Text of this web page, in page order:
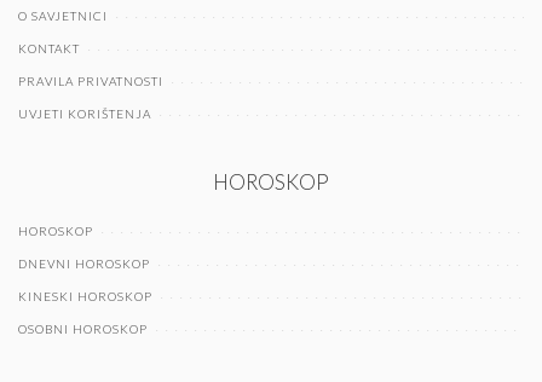
O SAVJETNICI
KONTAKT
PRAVILA PRIVATNOSTI
UVJETI KORIŠTENJA
HOROSKOP
HOROSKOP
DNEVNI HOROSKOP
KINESKI HOROSKOP
OSOBNI HOROSKOP